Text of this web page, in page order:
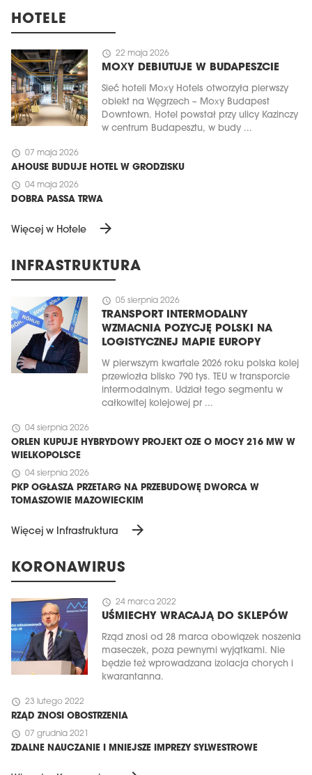
HOTELE
schedule 22 maja 2026
MOXY DEBIUTUJE W BUDAPESZCIE
Sieć hoteli Moxy Hotels otworzyła pierwszy
obiekt na Węgrzech – Moxy Budapest
Downtown. Hotel powstał przy ulicy Kazinczy
w centrum Budapesztu, w budy ...
schedule 07 maja 2026
AHOUSE BUDUJE HOTEL W GRODZISKU
schedule 04 maja 2026
DOBRA PASSA TRWA
Więcej w Hotele arrow_forward
INFRASTRUKTURA
schedule 05 sierpnia 2026
TRANSPORT INTERMODALNY
WZMACNIA POZYCJĘ POLSKI NA
LOGISTYCZNEJ MAPIE EUROPY
W pierwszym kwartale 2026 roku polska kolej
przewiozła blisko 790 tys. TEU w transporcie
intermodalnym. Udział tego segmentu w
całkowitej kolejowej pr ...
schedule 04 sierpnia 2026
ORLEN KUPUJE HYBRYDOWY PROJEKT OZE O MOCY 216 MW W
WIELKOPOLSCE
schedule 04 sierpnia 2026
PKP OGŁASZA PRZETARG NA PRZEBUDOWĘ DWORCA W
TOMASZOWIE MAZOWIECKIM
Więcej w Infrastruktura arrow_forward
KORONAWIRUS
schedule 24 marca 2022
UŚMIECHY WRACAJĄ DO SKLEPÓW
Rząd znosi od 28 marca obowiązek noszenia
maseczek, poza pewnymi wyjątkami. Nie
będzie też wprowadzana izolacja chorych i
kwarantanna.
schedule 23 lutego 2022
RZĄD ZNOSI OBOSTRZENIA
schedule 07 grudnia 2021
ZDALNE NAUCZANIE I MNIEJSZE IMPREZY SYLWESTROWE